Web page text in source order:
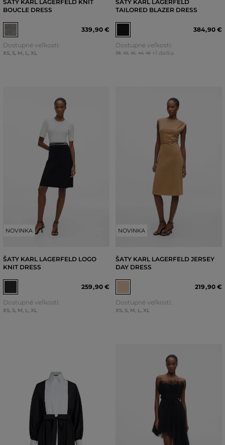
ŠATY KARL LAGERFELD KNIT
BOUCLE DRESS
339,90 €
Dostupné veľkosti:
XS, S, M, L, XL
ŠATY KARL LAGERFELD
TAILORED BLAZER DRESS
384,90 €
Dostupné veľkosti:
38, 40, 42, 44, 46 +1 ďalšia
NOVINKA
ŠATY KARL LAGERFELD LOGO
KNIT DRESS
259,90 €
Dostupné veľkosti:
XS, S, M, L, XL
NOVINKA
ŠATY KARL LAGERFELD JERSEY
DAY DRESS
219,90 €
Dostupné veľkosti:
XS, S, M, L, XL